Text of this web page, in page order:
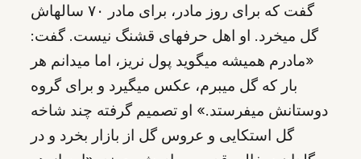
گفت که برای روز مادر، برای مادر ۷۰ سالهاش
گل میخرد. او اهل حرفهای قشنگ نیست. گفت:
«مادرم همیشه میگوید پول نریز، اما میدانم هر
بار که گل میبرم، عکس میگیرد و برای گروه
دوستانش میفرستد.» او تصمیم گرفته چند شاخه
گل استکایی و عروس گل از بازار بخرد و در